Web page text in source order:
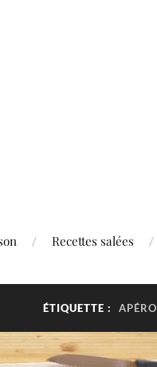
Recettes salées
ÉTIQUETTE : APÉRO